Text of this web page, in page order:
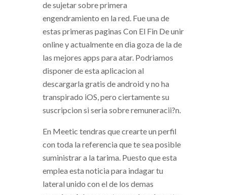
de sujetar sobre primera
engendramiento en la red. Fue una de
estas primeras paginas Con El Fin De unir
online y actualmente en dia goza de la de
las mejores apps para atar. Podri­amos
disponer de esta aplicacion al
descargarla gratis de android y no ha
transpirado iOS, pero ciertamente su
suscripcion si seri­a sobre remuneracii?n.
En Meetic tendras que crearte un perfil
con toda la referencia que te sea posible
suministrar a la tarima. Puesto que esta
emplea esta noticia para indagar tu
lateral unido con el de los demas